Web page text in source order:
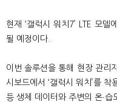
현재 ‘갤럭시 워치7’ LTE 모
될 예정이다.
이번 솔루션을 통해 현장 관리
시보드에서 ‘갤럭시 워치’를
등 생체 데이터와 주변의 온∙습